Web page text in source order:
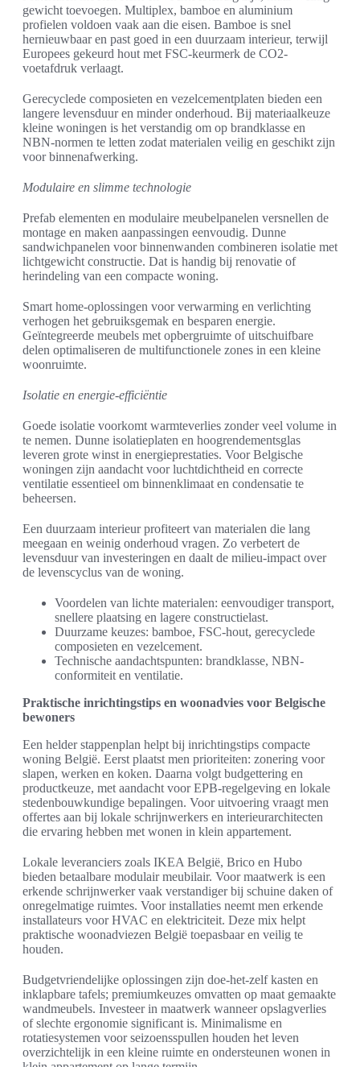
gewicht toevoegen. Multiplex, bamboe en aluminium
profielen voldoen vaak aan die eisen. Bamboe is snel
hernieuwbaar en past goed in een duurzaam interieur, terwijl
Europees gekeurd hout met FSC-keurmerk de CO2-
voetafdruk verlaagt.
Gerecyclede composieten en vezelcementplaten bieden een
langere levensduur en minder onderhoud. Bij materiaalkeuze
kleine woningen is het verstandig om op brandklasse en
NBN-normen te letten zodat materialen veilig en geschikt zijn
voor binnenafwerking.
Modulaire en slimme technologie
Prefab elementen en modulaire meubelpanelen versnellen de
montage en maken aanpassingen eenvoudig. Dunne
sandwichpanelen voor binnenwanden combineren isolatie met
lichtgewicht constructie. Dat is handig bij renovatie of
herindeling van een compacte woning.
Smart home-oplossingen voor verwarming en verlichting
verhogen het gebruiksgemak en besparen energie.
Geïntegreerde meubels met opbergruimte of uitschuifbare
delen optimaliseren de multifunctionele zones in een kleine
woonruimte.
Isolatie en energie-efficiëntie
Goede isolatie voorkomt warmteverlies zonder veel volume in
te nemen. Dunne isolatieplaten en hoogrendementsglas
leveren grote winst in energieprestaties. Voor Belgische
woningen zijn aandacht voor luchtdichtheid en correcte
ventilatie essentieel om binnenklimaat en condensatie te
beheersen.
Een duurzaam interieur profiteert van materialen die lang
meegaan en weinig onderhoud vragen. Zo verbetert de
levensduur van investeringen en daalt de milieu-impact over
de levenscyclus van de woning.
Voordelen van lichte materialen: eenvoudiger transport,
snellere plaatsing en lagere constructielast.
Duurzame keuzes: bamboe, FSC-hout, gerecyclede
composieten en vezelcement.
Technische aandachtspunten: brandklasse, NBN-
conformiteit en ventilatie.
Praktische inrichtingstips en woonadvies voor Belgische
bewoners
Een helder stappenplan helpt bij inrichtingstips compacte
woning België. Eerst plaatst men prioriteiten: zonering voor
slapen, werken en koken. Daarna volgt budgettering en
productkeuze, met aandacht voor EPB-regelgeving en lokale
stedenbouwkundige bepalingen. Voor uitvoering vraagt men
offertes aan bij lokale schrijnwerkers en interieurarchitecten
die ervaring hebben met wonen in klein appartement.
Lokale leveranciers zoals IKEA België, Brico en Hubo
bieden betaalbare modulair meubilair. Voor maatwerk is een
erkende schrijnwerker vaak verstandiger bij schuine daken of
onregelmatige ruimtes. Voor installaties neemt men erkende
installateurs voor HVAC en elektriciteit. Deze mix helpt
praktische woonadviezen België toepasbaar en veilig te
houden.
Budgetvriendelijke oplossingen zijn doe-het-zelf kasten en
inklapbare tafels; premiumkeuzes omvatten op maat gemaakte
wandmeubels. Investeer in maatwerk wanneer opslagverlies
of slechte ergonomie significant is. Minimalisme en
rotatiesystemen voor seizoensspullen houden het leven
overzichtelijk in een kleine ruimte en ondersteunen wonen in